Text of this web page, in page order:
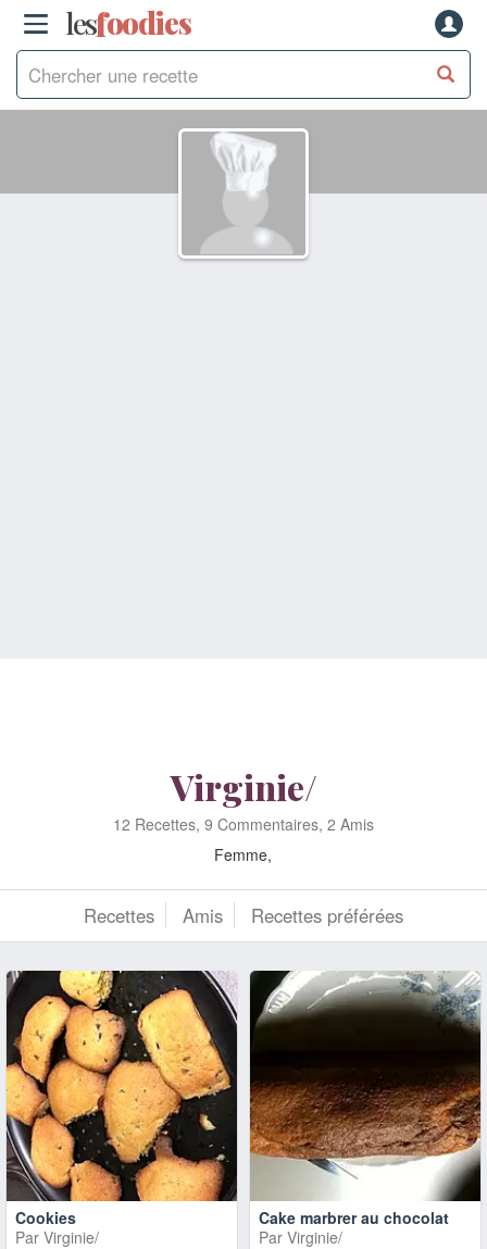
lesfoodies
Virginie/
12 Recettes, 9 Commentaires, 2 Amis
Femme,
Recettes Amis Recettes préférées
Cookies
Par Virginie/
Cake marbrer au chocolat
Par Virginie/